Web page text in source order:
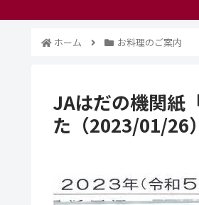
ホーム お料理のご案内
JAはだの機関紙
た（2023/01/26）